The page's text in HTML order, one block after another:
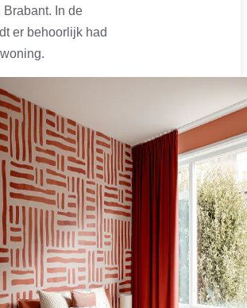
In de
er behoorlijk had